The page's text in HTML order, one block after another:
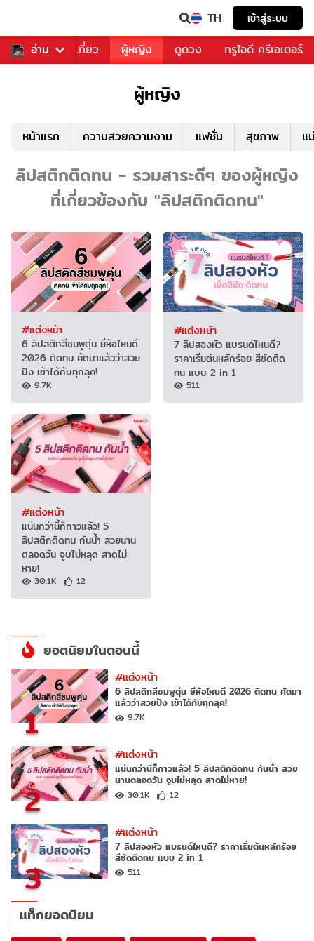
TH เข้าสู่ระบบ
อ่าน
อาหาร ท่องเที่ยว ผู้หญิง ดูดวง ทรูไอดี ครีเอเตอร์
ผู้หญิง
หน้าแรก ความสวยความงาม แฟชั่น สุขภาพ แ
ลิปสติกติดทน - รวมสาระดีๆ ของผู้หญิง
ที่เกี่ยวข้องกับ "ลิปสติกติดทน"
#แต่งหน้า
6 ลิปสติกสีชมพูตุ่น ยี่ห้อไหนดี
2026 ติดทน คัดมาแล้วว่าสวย
ปัง เข้าได้กับทุกลุค!
9.7K
#แต่งหน้า
7 ลิปสองหัว แบรนด์ไหนดี?
ราคาเริ่มต้นหลักร้อย สีชัดติด
ทน แบบ 2 in 1
511
#แต่งหน้า
แน่นกว่านี้ก็กาวแล้ว! 5
ลิปสติกติดทน กันน้ำ สวยนาน
ตลอดวัน จูบไม่หลุด สาดไม่
หาย!
30.1K 12
ยอดนิยมในตอนนี้
1
#แต่งหน้า
6 ลิปสติกสีชมพูตุ่น ยี่ห้อไหนดี 2026 ติดทน คัดมา
แล้วว่าสวยปัง เข้าได้กับทุกลุค!
9.7K
2
#แต่งหน้า
แน่นกว่านี้ก็กาวแล้ว! 5 ลิปสติกติดทน กันน้ำ สวย
นานตลอดวัน จูบไม่หลุด สาดไม่หาย!
30.1K 12
3
#แต่งหน้า
7 ลิปสองหัว แบรนด์ไหนดี? ราคาเริ่มต้นหลักร้อย
สีชัดติดทน แบบ 2 in 1
511
แท็กยอดนิยม